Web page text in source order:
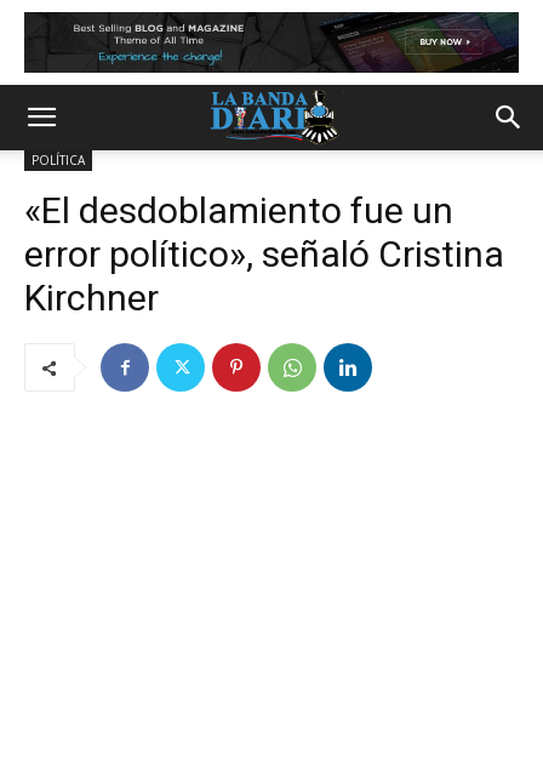
POLÍTICA
«El desdoblamiento fue un
error político», señaló Cristina
Kirchner